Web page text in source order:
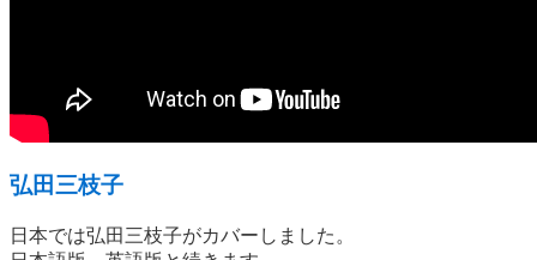
弘田三枝子
日本では弘田三枝子がカバーしました。